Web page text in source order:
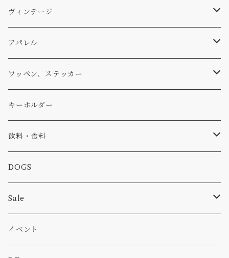
パンツ
パーカー・トレーナー
アウター
コラボ
食品
アメリカ軍払い下げ
...mura
小物
ヘルメット
スリーピング
小物
コーヒー
焚き火
スキー
ステッカー
ワッペン
小物
ヴィンテージ
ワッペン
ステッカー
小物
バイク
カー
アパレル
Tシャツ
キャップ、ニット
バッグ
小物
パンツ
パーカー・トレーナー
ワッペン、ステッカー
ワッペン
ステッカー
ピン
キーホルダー
飲料・食料
コーヒー
食べ物
DOGS
Sale
カー
イベント